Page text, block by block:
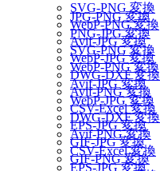
SVG-PNG 変換
WebP-PNG 変換
Avif-JPG 変換
WebP-JPG 変換
DWG-DXF 変換
Avif-PNG 変換
CSV-Excel 変換
EPS-JPG 変換
GIF-JPG 変換
GIF-PNG 変換
JPG-PNG 変換
PNG-JPG 変換
SVG-PNG 変換
WebP-PNG 変換
Avif-JPG 変換
WebP-JPG 変換
DWG-DXF 変換
Avif-PNG 変換
CSV-Excel 変換
EPS-JPG 変換